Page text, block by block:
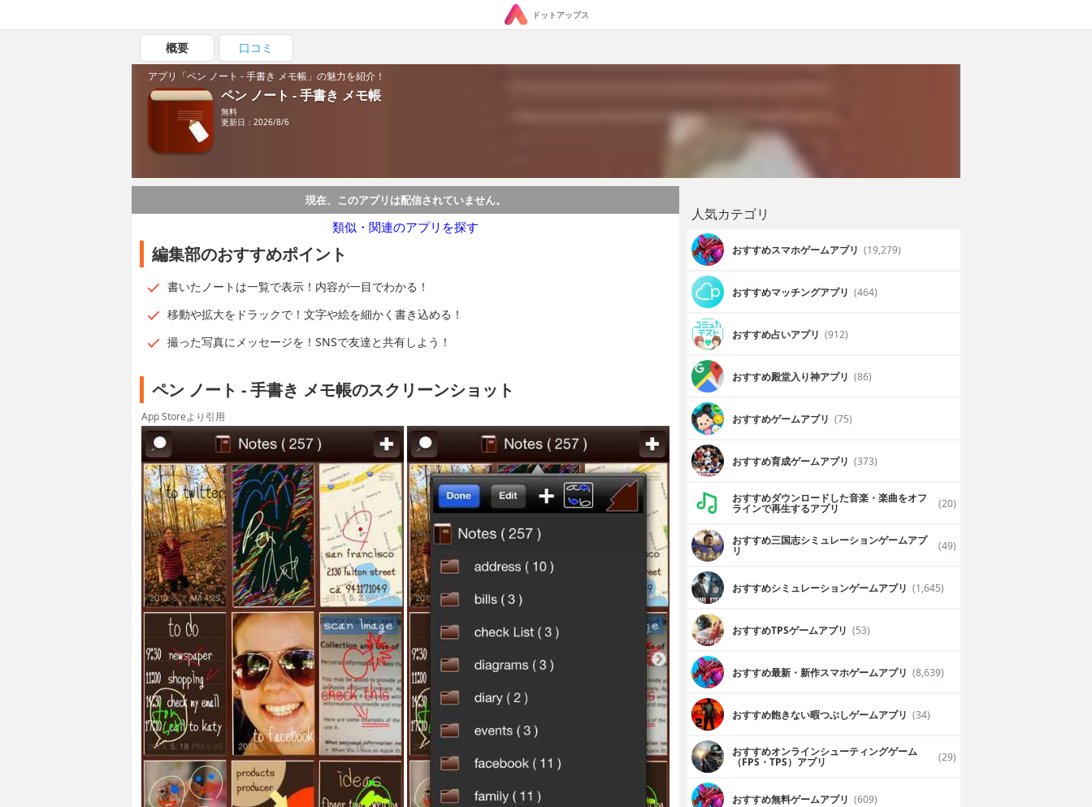
ドットアップス
概要 口コミ
アプリ「ペン ノート - 手書き メモ帳」の魅力を紹介！
ペン ノート - 手書き メモ帳
無料
更新日：2026/8/6
現在、このアプリは配信されていません。
類似・関連のアプリを探す
編集部のおすすめポイント
書いたノートは一覧で表示！内容が一目でわかる！
移動や拡大をドラックで！文字や絵を細かく書き込める！
撮った写真にメッセージを！SNSで友達と共有しよう！
ペン ノート - 手書き メモ帳のスクリーンショット
App Storeより引用
人気カテゴリ
おすすめスマホゲームアプリ (19,279)
おすすめマッチングアプリ (464)
おすすめ占いアプリ (912)
おすすめ殿堂入り神アプリ (86)
おすすめゲームアプリ (75)
おすすめ育成ゲームアプリ (373)
おすすめダウンロードした音楽・楽曲をオフ
ラインで再生するアプリ (20)
おすすめ三国志シミュレーションゲームアプ
リ (49)
おすすめシミュレーションゲームアプリ (1,645)
おすすめTPSゲームアプリ (53)
おすすめ最新・新作スマホゲームアプリ (8,639)
おすすめ飽きない暇つぶしゲームアプリ (34)
おすすめオンラインシューティングゲーム
（FPS・TPS）アプリ (29)
おすすめ無料ゲームアプリ (609)